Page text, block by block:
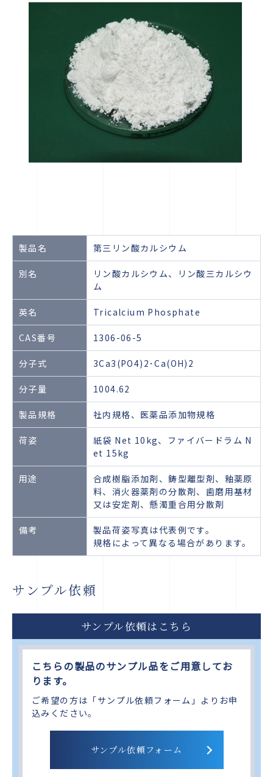
製品名 第三リン酸カルシウム
別名
リン酸カルシウム、リン酸三カルシウ
ム
英名 Tricalcium Phosphate
CAS番号 1306-06-5
分子式 3Ca3(PO4)2･Ca(OH)2
分子量 1004.62
製品規格 社内規格、医薬品添加物規格
荷姿
紙袋 Net 10kg、ファイバードラム N
et 15kg
用途
合成樹脂添加剤、鋳型離型剤、釉薬原
料、消火器薬剤の分散剤、歯磨用基材
又は安定剤、懸濁重合用分散剤
備考
製品荷姿写真は代表例です。
規格によって異なる場合があります。
サンプル依頼
サンプル依頼はこちら
こちらの製品のサンプル品をご用意してお
ります。
ご希望の方は「サンプル依頼フォーム」よりお申
込みください。
サンプル依頼フォーム